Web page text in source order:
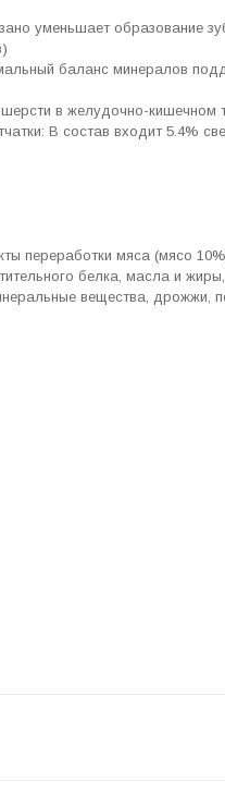
уменьшает образование
баланс минералов
в желудочно-кишечном
В состав входит 5.4%
переработки мяса (мясо
белка, масла и
вещества, дрожжи,